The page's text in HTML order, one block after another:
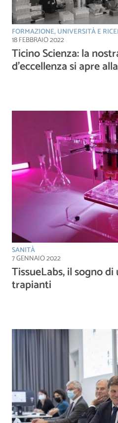
FORMAZIONE, UNIVERSITÀ E
18 FEBBRAIO 2022
Ticino Scienza: la
d’eccellenza si apre
SANITÀ
7 GENNAIO 2022
TissueLabs, il sogno
trapianti